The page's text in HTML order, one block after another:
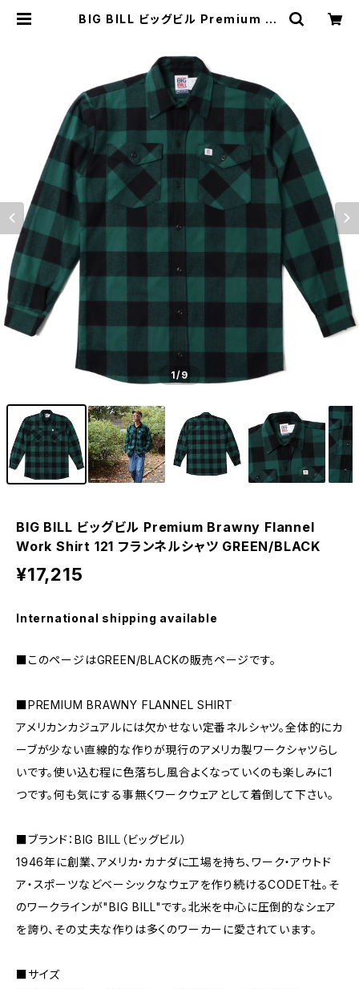
BIG BILL ビッグビル Premium Br
MAVAZI マバジ
1/9
BIG BILL ビッグビル Premium Brawny Flannel
Work Shirt 121 フランネルシャツ GREEN/BLACK
¥17,215
International shipping available
■このページはGREEN/BLACKの販売ページです。
■PREMIUM BRAWNY FLANNEL SHIRT
アメリカンカジュアルには欠かせない定番ネルシャツ。全体的にカ
ーブが少ない直線的な作りが現行のアメリカ製ワークシャツらし
いです。使い込む程に色落ちし風合よくなっていくのも楽しみに1
つです。何も気にする事無くワークウェアとして着倒して下さい。
■ブランド：BIG BILL（ビッグビル）
1946年に創業、アメリカ・カナダに工場を持ち、ワーク・アウトド
ア・スポーツなどベーシックなウェアを作り続けるCODET社。そ
のワークラインが"BIG BILL"です。北米を中心に圧倒的なシェア
を誇り、その丈夫な作りは多くのワーカーに愛されています。
■サイズ